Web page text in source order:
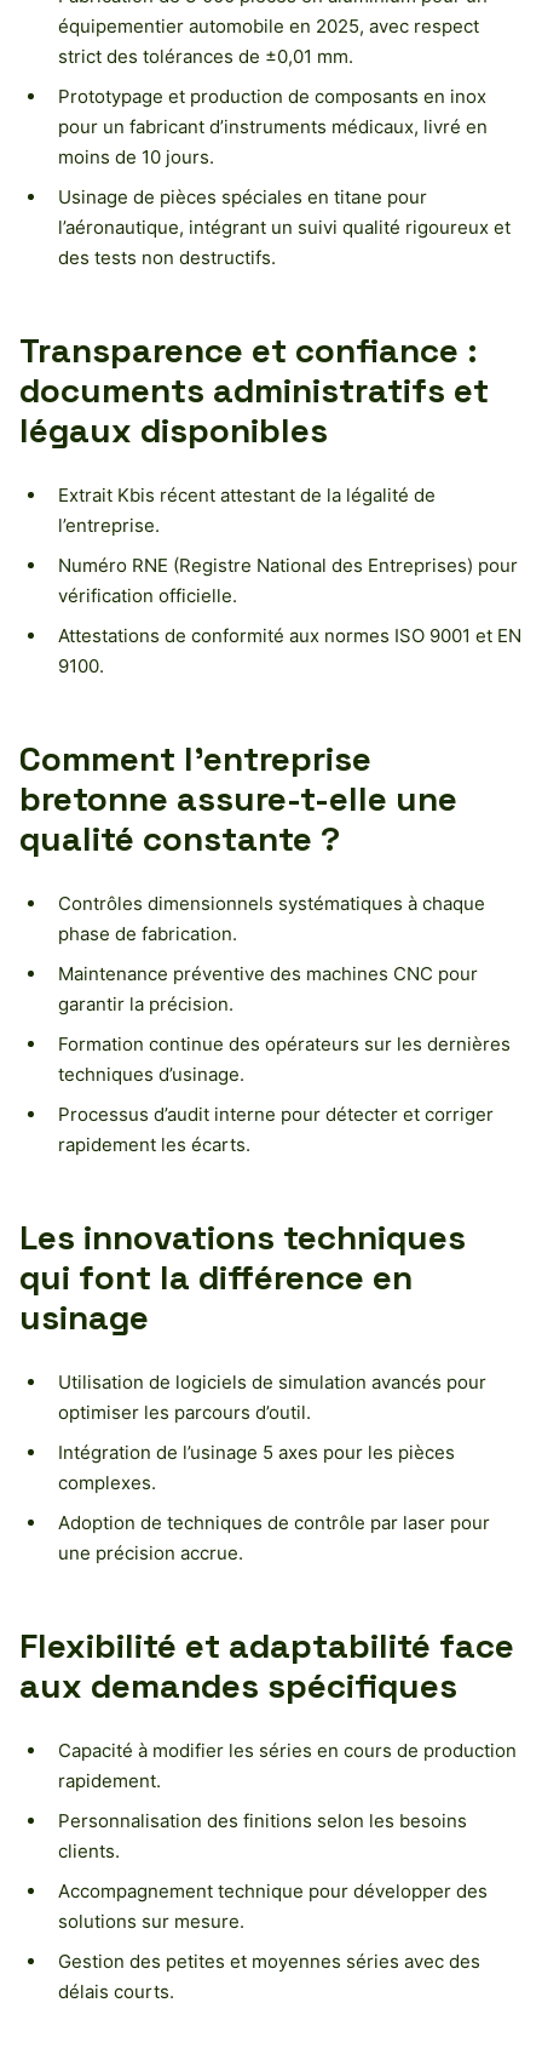
équipementier automobile en 2025, avec respect
strict des tolérances de ±0,01 mm.
Prototypage et production de composants en inox
pour un fabricant d’instruments médicaux, livré en
moins de 10 jours.
Usinage de pièces spéciales en titane pour
l’aéronautique, intégrant un suivi qualité rigoureux et
des tests non destructifs.
Transparence et confiance :
documents administratifs et
légaux disponibles
Extrait Kbis récent attestant de la légalité de
l’entreprise.
Numéro RNE (Registre National des Entreprises) pour
vérification officielle.
Attestations de conformité aux normes ISO 9001 et EN
9100.
Comment l’entreprise
bretonne assure-t-elle une
qualité constante ?
Contrôles dimensionnels systématiques à chaque
phase de fabrication.
Maintenance préventive des machines CNC pour
garantir la précision.
Formation continue des opérateurs sur les dernières
techniques d’usinage.
Processus d’audit interne pour détecter et corriger
rapidement les écarts.
Les innovations techniques
qui font la différence en
usinage
Utilisation de logiciels de simulation avancés pour
optimiser les parcours d’outil.
Intégration de l’usinage 5 axes pour les pièces
complexes.
Adoption de techniques de contrôle par laser pour
une précision accrue.
Flexibilité et adaptabilité face
aux demandes spécifiques
Capacité à modifier les séries en cours de production
rapidement.
Personnalisation des finitions selon les besoins
clients.
Accompagnement technique pour développer des
solutions sur mesure.
Gestion des petites et moyennes séries avec des
délais courts.